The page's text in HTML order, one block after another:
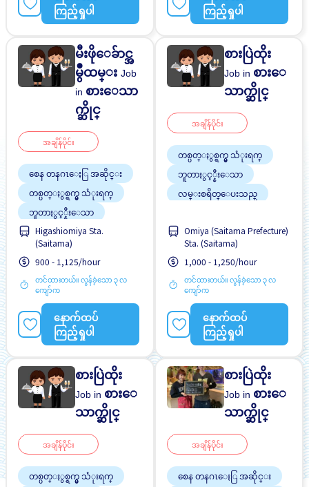
င္ေျပသည္ကြည့်ရှုပါ
ကြည့်ရှုပါ
မီးဖိုေခ်ာင္အ
မွဳထမ္းJob
in စားေသာ
က္ဆိုင္
အချိန်ပိုင်း
စေန တနဂၤေႏြ အဆိုင္း
တစ္ပတ္ႏွစ္ရက္မွ သံုးရက္
ဘူတာႏွင့္နီးေသာ
အလုပ္အေတြ႕အၾကံဳရွိရန္မ
လို
အလုပ္ခ်ိန္နည္းေသာ
Higashiomiya Sta.
(Saitama)
900 - 1,125/hour
တင်ထားတယ်။ လွန်ခဲ့သော ၃ လ
ကျော်က
နောက်ထပ်
ကြည့်ရှုပါ
စားပြဲထိုး
Job in စားေ
သာက္ဆိုင္
အချိန်ပိုင်း
တစ္ပတ္ႏွစ္ရက္မွ သံုးရက္
ဘူတာႏွင့္နီးေသာ
လမ္းစရိတ္ေပးသည္
အလုပ္ခ်ိန္နည္းေသာ
Omiya (Saitama Prefecture)
Sta. (Saitama)
1,000 - 1,250/hour
တင်ထားတယ်။ လွန်ခဲ့သော ၃ လ
ကျော်က
နောက်ထပ်
ကြည့်ရှုပါ
စားပြဲထိုး
Job in စားေ
သာက္ဆိုင္
အချိန်ပိုင်း
တစ္ပတ္ႏွစ္ရက္မွ သံုးရက္
စားပြဲထိုး
Job in စားေ
သာက္ဆိုင္
အချိန်ပိုင်း
စေန တနဂၤေႏြ အဆိုင္း